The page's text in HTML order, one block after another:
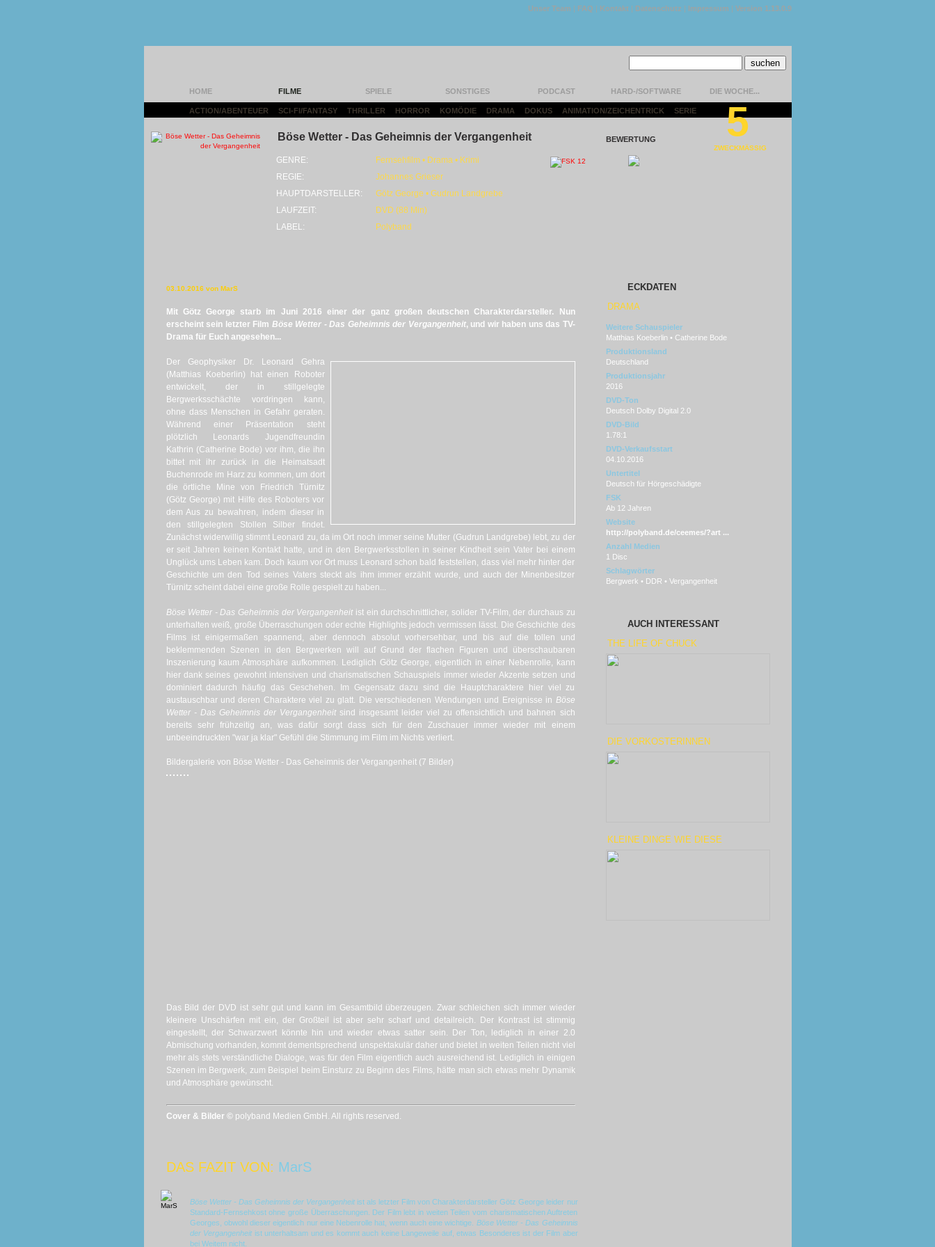
Unser Team | FAQ | Kontakt | Datenschutz | Impressum | Version 1.13.0.9
HOME FILME SPIELE SONSTIGES PODCAST HARD-/SOFTWARE DIE WOCHE...
ACTION/ABENTEUER SCI-FI/FANTASY THRILLER HORROR KOMÖDIE DRAMA DOKUS ANIMATION/ZEICHENTRICK SERIE
Böse Wetter - Das Geheimnis der Vergangenheit
GENRE:
Fernsehfilm • Drama • Krimi
REGIE:
Johannes Grieser
HAUPTDARSTELLER:
Götz George • Gudrun Landgrebe
LAUFZEIT:
DVD (88 Min)
LABEL:
Polyband
BEWERTUNG 5
ZWECKMÄSSIG
03.10.2016 von MarS
Mit Götz George starb im Juni 2016 einer der ganz großen deutschen Charakterdarsteller. Nun
erscheint sein letzter Film Böse Wetter - Das Geheimnis der Vergangenheit, und wir haben uns das TV-
Drama für Euch angesehen...
Der Geophysiker Dr. Leonard Gehra
(Matthias Koeberlin) hat einen Roboter
entwickelt, der in stillgelegte
Bergwerksschächte vordringen kann,
ohne dass Menschen in Gefahr geraten.
Während einer Präsentation steht
plötzlich Leonards Jugendfreundin
Kathrin (Catherine Bode) vor ihm, die ihn
bittet mit ihr zurück in die Heimatsadt
Buchenrode im Harz zu kommen, um dort
die örtliche Mine von Friedrich Türnitz
(Götz George) mit Hilfe des Roboters vor
dem Aus zu bewahren, indem dieser in
den stillgelegten Stollen Silber findet.
Zunächst widerwillig stimmt Leonard zu, da im Ort noch immer seine Mutter (Gudrun Landgrebe) lebt, zu der
er seit Jahren keinen Kontakt hatte, und in den Bergwerksstollen in seiner Kindheit sein Vater bei einem
Unglück ums Leben kam. Doch kaum vor Ort muss Leonard schon bald feststellen, dass viel mehr hinter der
Geschichte um den Tod seines Vaters steckt als ihm immer erzählt wurde, und auch der Minenbesitzer
Türnitz scheint dabei eine große Rolle gespielt zu haben...
Böse Wetter - Das Geheimnis der Vergangenheitist ein durchschnittlicher, solider TV-Film, der durchaus zu
unterhalten weiß, große Überraschungen oder echte Highlights jedoch vermissen lässt. Die Geschichte des
Films ist einigermaßen spannend, aber dennoch absolut vorhersehbar, und bis auf die tollen und
beklemmenden Szenen in den Bergwerken will auf Grund der flachen Figuren und überschaubaren
Inszenierung kaum Atmosphäre aufkommen. Lediglich Götz George, eigentlich in einer Nebenrolle, kann
hier dank seines gewohnt intensiven und charismatischen Schauspiels immer wieder Akzente setzen und
dominiert dadurch häufig das Geschehen. Im Gegensatz dazu sind die Hauptcharaktere hier viel zu
austauschbar und deren Charaktere viel zu glatt. Die verschiedenen Wendungen und Ereignisse in Böse
Wetter - Das Geheimnis der Vergangenheitsind insgesamt leider viel zu offensichtlich und bahnen sich
bereits sehr frühzeitig an, was dafür sorgt dass sich für den Zuschauer immer wieder mit einem
unbeeindruckten "war ja klar" Gefühl die Stimmung im Film im Nichts verliert.
Bildergalerie von Böse Wetter - Das Geheimnis der Vergangenheit (7 Bilder)
Das Bild der DVD ist sehr gut und kann im Gesamtbild überzeugen. Zwar schleichen sich immer wieder
kleinere Unschärfen mit ein, der Großteil ist aber sehr scharf und detailreich. Der Kontrast ist stimmig
eingestellt, der Schwarzwert könnte hin und wieder etwas satter sein. Der Ton, lediglich in einer 2.0
Abmischung vorhanden, kommt dementsprechend unspektakulär daher und bietet in weiten Teilen nicht viel
mehr als stets verständliche Dialoge, was für den Film eigentlich auch ausreichend ist. Lediglich in einigen
Szenen im Bergwerk, zum Beispiel beim Einsturz zu Beginn des Films, hätte man sich etwas mehr Dynamik
und Atmosphäre gewünscht.
Cover & Bilder © polyband Medien GmbH. All rights reserved.
DAS FAZIT VON: MarS
Böse Wetter - Das Geheimnis der Vergangenheit ist als letzter Film von Charakterdarsteller Götz George leider nur
Standard-Fernsehkost ohne große Überraschungen. Der Film lebt in weiten Teilen vom charismatischen Auftreten
Georges, obwohl dieser eigentlich nur eine Nebenrolle hat, wenn auch eine wichtige. Böse Wetter - Das Geheimnis
der Vergangenheit ist unterhaltsam und es kommt auch keine Langeweile auf, etwas Besonderes ist der Film aber
bei Weitem nicht.
ECKDATEN
DRAMA
Weitere Schauspieler
Matthias Koeberlin • Catherine Bode
Produktionsland
Deutschland
Produktionsjahr
2016
DVD-Ton
Deutsch Dolby Digital 2.0
DVD-Bild
1.78:1
DVD-Verkaufsstart
04.10.2016
Untertitel
Deutsch für Hörgeschädigte
FSK
Ab 12 Jahren
Website
http://polyband.de/ceemes/?art ...
Anzahl Medien
1 Disc
Schlagwörter
Bergwerk • DDR • Vergangenheit
AUCH INTERESSANT
THE LIFE OF CHUCK
DIE VORKOSTERINNEN
KLEINE DINGE WIE DIESE